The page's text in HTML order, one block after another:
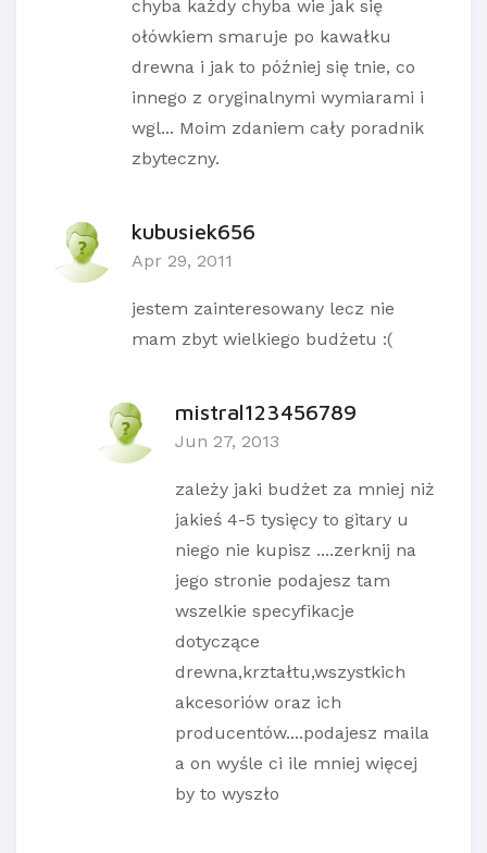
chyba każdy chyba wie jak się
ołówkiem smaruje po kawałku
drewna i jak to później się tnie, co
innego z oryginalnymi wymiarami i
wgl... Moim zdaniem cały poradnik
zbyteczny.
kubusiek656
Apr 29, 2011
jestem zainteresowany lecz nie
mam zbyt wielkiego budżetu :(
mistral123456789
Jun 27, 2013
zależy jaki budżet za mniej niż
jakieś 4-5 tysięcy to gitary u
niego nie kupisz ....zerknij na
jego stronie podajesz tam
wszelkie specyfikacje
dotyczące
drewna,krztałtu,wszystkich
akcesoriów oraz ich
producentów....podajesz maila
a on wyśle ci ile mniej więcej
by to wyszło